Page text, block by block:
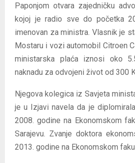
Paponjom otvara zajedničku
kojoj je radio sve do početka
imenovan za ministra. Vlasnik je
Mostaru i vozi automobil Citroen
ministarska plaća iznosi oko
naknadu za odvojeni život od 300
Njegova kolegica iz Savjeta
je u Izjavi navela da je
2008. godine na Ekonomskom
Sarajevu. Zvanje doktora
2013. godine na Ekonomskom